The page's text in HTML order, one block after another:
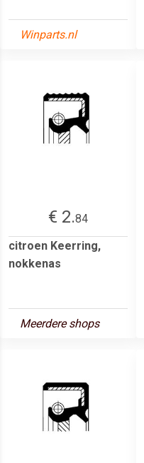
Winparts.nl
€ 2.84
citroen Keerring,
nokkenas
Meerdere shops